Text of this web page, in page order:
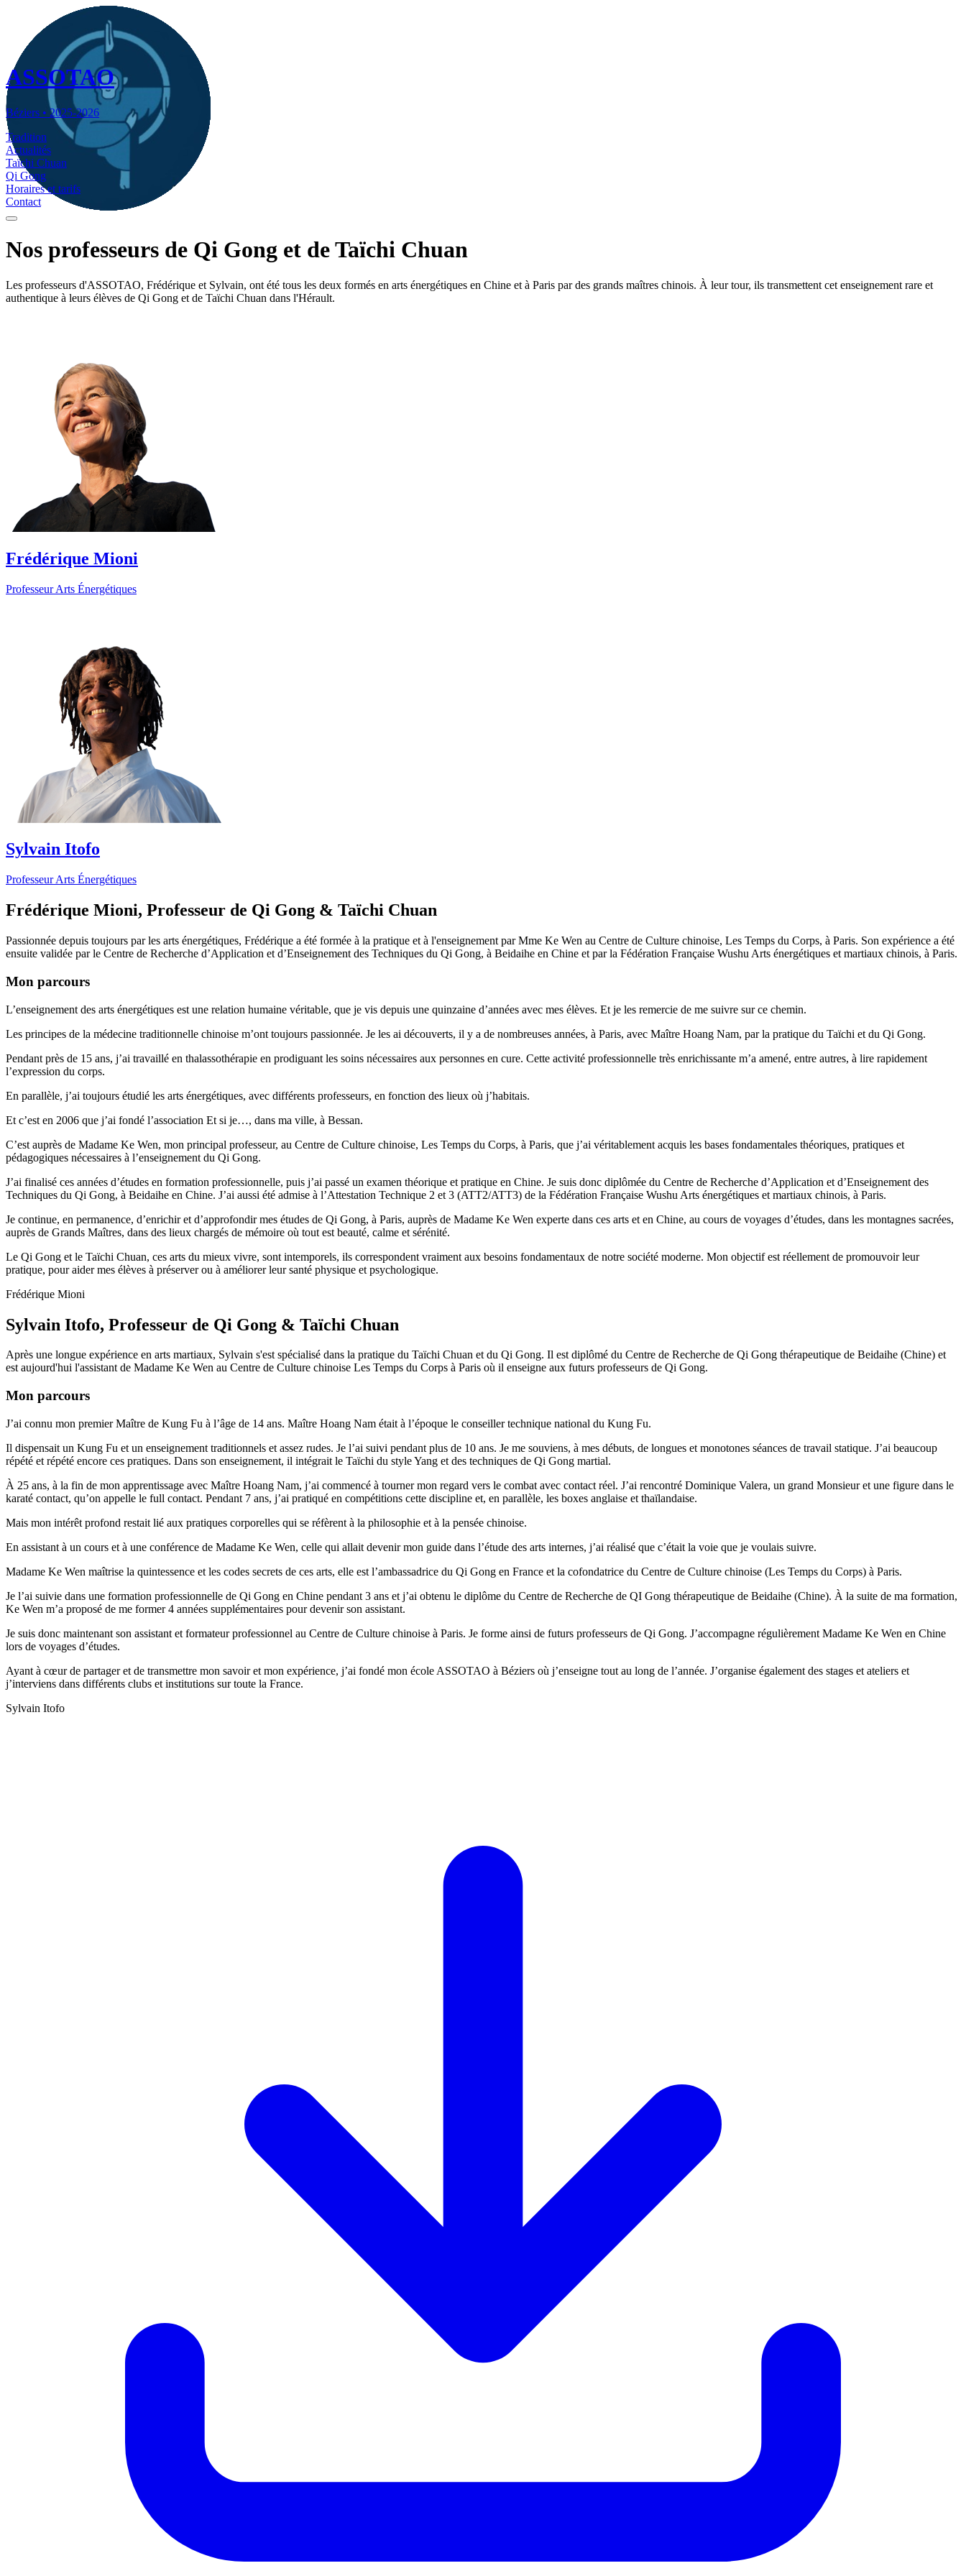
ASSOTAO
Béziers • 2025-2026
Tradition
Actualités
Taïchi Chuan
Qi Gong
Horaires et tarifs
Contact
Nos professeurs de Qi Gong et de Taïchi Chuan
Les professeurs d'ASSOTAO, Frédérique et Sylvain, ont été tous les deux formés en arts énergétiques en Chine et à Paris par des grands maîtres chinois. À leur tour, ils transmettent cet enseignement rare et
authentique à leurs élèves de Qi Gong et de Taïchi Chuan dans l'Hérault.
Frédérique Mioni
Professeur Arts Énergétiques
Sylvain Itofo
Professeur Arts Énergétiques
Frédérique Mioni, Professeur de Qi Gong & Taïchi Chuan
Passionnée depuis toujours par les arts énergétiques, Frédérique a été formée à la pratique et à l'enseignement par Mme Ke Wen au Centre de Culture chinoise, Les Temps du Corps, à Paris. Son expérience a été
ensuite validée par le Centre de Recherche d’Application et d’Enseignement des Techniques du Qi Gong, à Beidaihe en Chine et par la Fédération Française Wushu Arts énergétiques et martiaux chinois, à Paris.
Mon parcours
L’enseignement des arts énergétiques est une relation humaine véritable, que je vis depuis une quinzaine d’années avec mes élèves. Et je les remercie de me suivre sur ce chemin.
Les principes de la médecine traditionnelle chinoise m’ont toujours passionnée. Je les ai découverts, il y a de nombreuses années, à Paris, avec Maître Hoang Nam, par la pratique du Taïchi et du Qi Gong.
Pendant près de 15 ans, j’ai travaillé en thalassothérapie en prodiguant les soins nécessaires aux personnes en cure. Cette activité professionnelle très enrichissante m’a amené, entre autres, à lire rapidement
l’expression du corps.
En parallèle, j’ai toujours étudié les arts énergétiques, avec différents professeurs, en fonction des lieux où j’habitais.
Et c’est en 2006 que j’ai fondé l’association Et si je…, dans ma ville, à Bessan.
C’est auprès de Madame Ke Wen, mon principal professeur, au Centre de Culture chinoise, Les Temps du Corps, à Paris, que j’ai véritablement acquis les bases fondamentales théoriques, pratiques et
pédagogiques nécessaires à l’enseignement du Qi Gong.
J’ai finalisé ces années d’études en formation professionnelle, puis j’ai passé un examen théorique et pratique en Chine. Je suis donc diplômée du Centre de Recherche d’Application et d’Enseignement des
Techniques du Qi Gong, à Beidaihe en Chine. J’ai aussi été admise à l’Attestation Technique 2 et 3 (ATT2/ATT3) de la Fédération Française Wushu Arts énergétiques et martiaux chinois, à Paris.
Je continue, en permanence, d’enrichir et d’approfondir mes études de Qi Gong, à Paris, auprès de Madame Ke Wen experte dans ces arts et en Chine, au cours de voyages d’études, dans les montagnes sacrées,
auprès de Grands Maîtres, dans des lieux chargés de mémoire où tout est beauté, calme et sérénité.
Le Qi Gong et le Taïchi Chuan, ces arts du mieux vivre, sont intemporels, ils correspondent vraiment aux besoins fondamentaux de notre société moderne. Mon objectif est réellement de promouvoir leur
pratique, pour aider mes élèves à préserver ou à améliorer leur santé physique et psychologique.
Frédérique Mioni
Sylvain Itofo, Professeur de Qi Gong & Taïchi Chuan
Après une longue expérience en arts martiaux, Sylvain s'est spécialisé dans la pratique du Taïchi Chuan et du Qi Gong. Il est diplômé du Centre de Recherche de Qi Gong thérapeutique de Beidaihe (Chine) et
est aujourd'hui l'assistant de Madame Ke Wen au Centre de Culture chinoise Les Temps du Corps à Paris où il enseigne aux futurs professeurs de Qi Gong.
Mon parcours
J’ai connu mon premier Maître de Kung Fu à l’âge de 14 ans. Maître Hoang Nam était à l’époque le conseiller technique national du Kung Fu.
Il dispensait un Kung Fu et un enseignement traditionnels et assez rudes. Je l’ai suivi pendant plus de 10 ans. Je me souviens, à mes débuts, de longues et monotones séances de travail statique. J’ai beaucoup
répété et répété encore ces pratiques. Dans son enseignement, il intégrait le Taïchi du style Yang et des techniques de Qi Gong martial.
À 25 ans, à la fin de mon apprentissage avec Maître Hoang Nam, j’ai commencé à tourner mon regard vers le combat avec contact réel. J’ai rencontré Dominique Valera, un grand Monsieur et une figure dans le
karaté contact, qu’on appelle le full contact. Pendant 7 ans, j’ai pratiqué en compétitions cette discipline et, en parallèle, les boxes anglaise et thaïlandaise.
Mais mon intérêt profond restait lié aux pratiques corporelles qui se réfèrent à la philosophie et à la pensée chinoise.
En assistant à un cours et à une conférence de Madame Ke Wen, celle qui allait devenir mon guide dans l’étude des arts internes, j’ai réalisé que c’était la voie que je voulais suivre.
Madame Ke Wen maîtrise la quintessence et les codes secrets de ces arts, elle est l’ambassadrice du Qi Gong en France et la cofondatrice du Centre de Culture chinoise (Les Temps du Corps) à Paris.
Je l’ai suivie dans une formation professionnelle de Qi Gong en Chine pendant 3 ans et j’ai obtenu le diplôme du Centre de Recherche de QI Gong thérapeutique de Beidaihe (Chine). À la suite de ma formation,
Ke Wen m’a proposé de me former 4 années supplémentaires pour devenir son assistant.
Je suis donc maintenant son assistant et formateur professionnel au Centre de Culture chinoise à Paris. Je forme ainsi de futurs professeurs de Qi Gong. J’accompagne régulièrement Madame Ke Wen en Chine
lors de voyages d’études.
Ayant à cœur de partager et de transmettre mon savoir et mon expérience, j’ai fondé mon école ASSOTAO à Béziers où j’enseigne tout au long de l’année. J’organise également des stages et ateliers et
j’interviens dans différents clubs et institutions sur toute la France.
Sylvain Itofo